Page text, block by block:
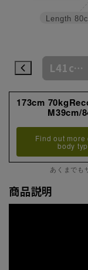
Length
L41cm/78cm L41cm/80cm
173cm
M39cm/
Find out more
body
あくまでも
商品説明